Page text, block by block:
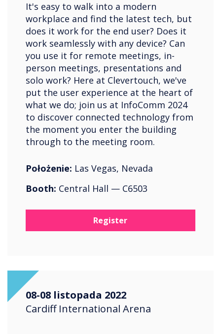
It's easy to walk into a modern
workplace and find the latest tech, but
does it work for the end user? Does it
work seamlessly with any device? Can
you use it for remote meetings, in-
person meetings, presentations and
solo work? Here at Clevertouch, we've
put the user experience at the heart of
what we do; join us at InfoComm 2024
to discover connected technology from
the moment you enter the building
through to the meeting room.
Położenie: Las Vegas, Nevada
Booth: Central Hall — C6503
Register
08-08 listopada 2022
Cardiff International Arena